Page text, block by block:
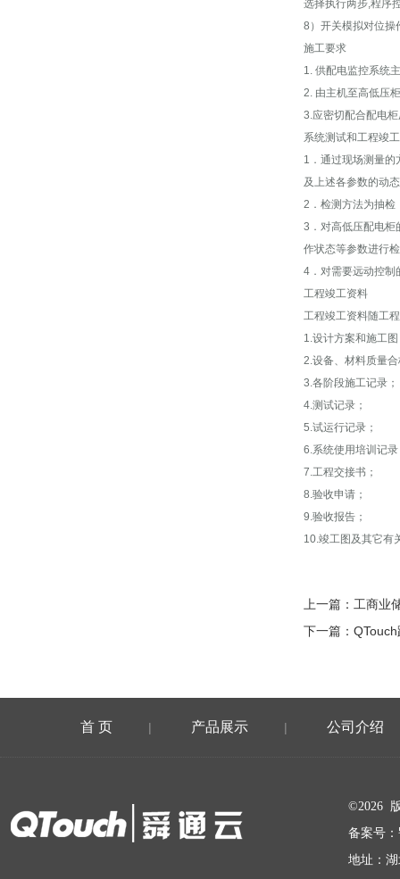
选择执行两步,程序
8）开关模拟对位操
施工要求
1. 供配电监控系统
2. 由主机至高低压
3.应密切配合配电
系统测试和工程竣
1．通过现场测量的
及上述各参数的动
2．检测方法为抽检
3．对高低压配电柜
作状态等参数进行
4．对需要远动控制
工程竣工资料
工程竣工资料随工
1.设计方案和施工
2.设备、材料质量
3.各阶段施工记录；
4.测试记录；
5.试运行记录；
6.系统使用培训记
7.工程交接书；
8.验收申请；
9.验收报告；
10.竣工图及其它有
上一篇： 工商业
下一篇：
首 页 | 产品展示 | 公司介绍
©2026
备案号：
地址：